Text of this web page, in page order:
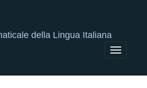
della Lingua Italiana
Toggle